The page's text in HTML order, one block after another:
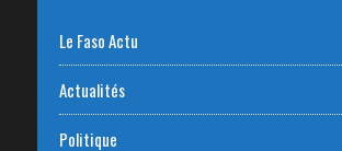
Le Faso Actu
Actualités
Politique